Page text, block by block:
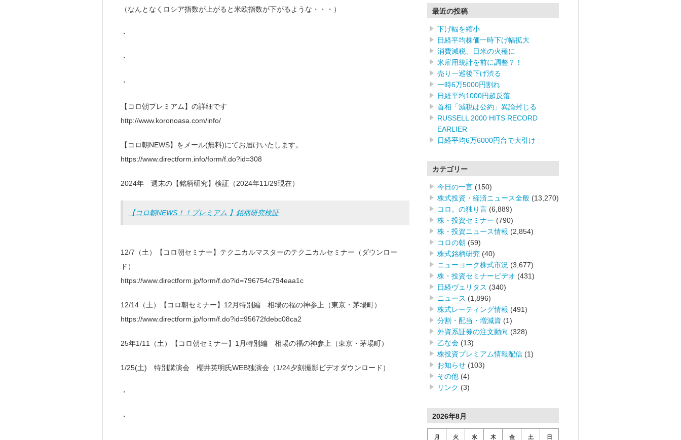
（なんとなくロシア指数が上がると米欧指数が下がるような・・・）
・
・
・
【コロ朝プレミアム】の詳細です
http://www.koronoasa.com/info/
【コロ朝NEWS】をメール(無料)にてお届けいたします。
https://www.directform.info/form/f.do?id=308
2024年 週末の【銘柄研究】検証（2024年11/29現在）
【コロ朝NEWS！！プレミアム 】銘柄研究検証
12/7（土）【コロ朝セミナー】テクニカルマスターのテクニカルセミナー（ダウンロー
ド）
https://www.directform.jp/form/f.do?id=796754c794eaa1c
12/14（土）【コロ朝セミナー】12月特別編 相場の福の神参上（東京・茅場町）
https://www.directform.jp/form/f.do?id=95672fdebc08ca2
25年1/11（土）【コロ朝セミナー】1月特別編 相場の福の神参上（東京・茅場町）
1/25(土) 特別講演会 櫻井英明氏WEB独演会（1/24夕刻撮影ビデオダウンロード）
・
・
最近の投稿
下げ幅を縮小
日経平均株価一時下げ幅拡大
消費減税、日米の火種に
米雇用統計を前に調整？！
売り一巡後下げ渋る
一時6万5000円割れ
日経平均1000円超反落
首相「減税は公約」異論封じる
RUSSELL 2000 HITS RECORD
EARLIER
日経平均6万6000円台で大引け
カテゴリー
今日の一言 (150)
株式投資・経済ニュース全般 (13,270)
コロ。の独り言 (6,889)
株・投資セミナー (790)
株・投資ニュース情報 (2,854)
コロの朝 (59)
株式銘柄研究 (40)
ニューヨーク株式市況 (3,677)
株・投資セミナービデオ (431)
日経ヴェリタス (340)
ニュース (1,896)
株式レーティング情報 (491)
分割・配当・増減資 (1)
外資系証券の注文動向 (328)
乙な会 (13)
株投資プレミアム情報配信 (1)
お知らせ (103)
その他 (4)
リンク (3)
2026年8月
月 火 水 木 金 土 日